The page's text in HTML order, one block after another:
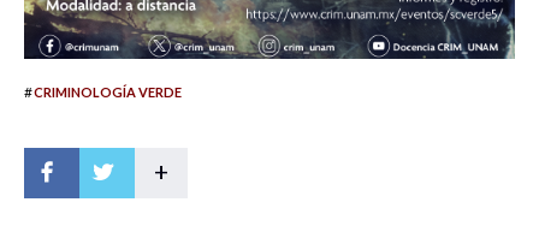
#CRIMINOLOGÍA VERDE
+